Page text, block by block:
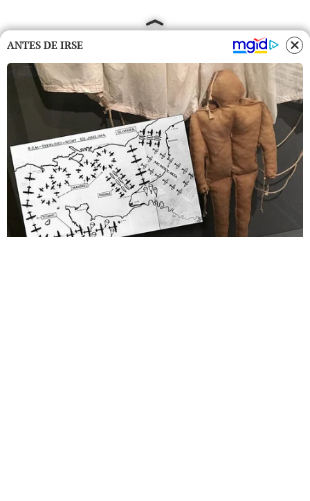
ANTES DE IRSE